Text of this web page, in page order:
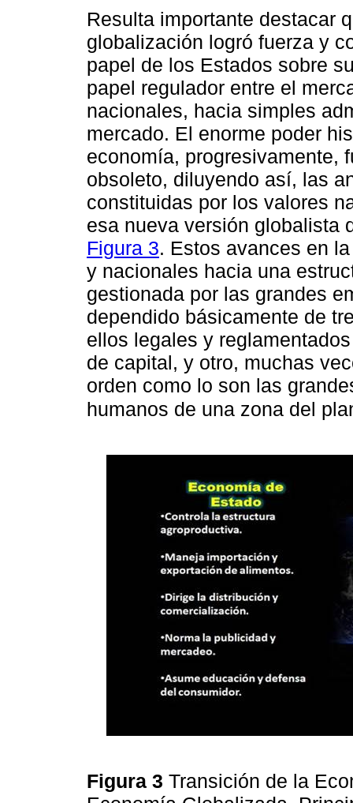
Resulta importante destacar
globalización logró fuerza y
papel de los Estados sobre
papel regulador entre el
nacionales, hacia simples
mercado. El enorme poder
economía, progresivamente,
obsoleto, diluyendo así, las
constituidas por los valores
esa nueva versión globalista
Figura 3. Estos avances en
y nacionales hacia una
gestionada por las grandes
dependido básicamente de
ellos legales y
de capital, y otro, muchas
orden como lo son las
humanos de una zona del
Figura 3 Transición de la